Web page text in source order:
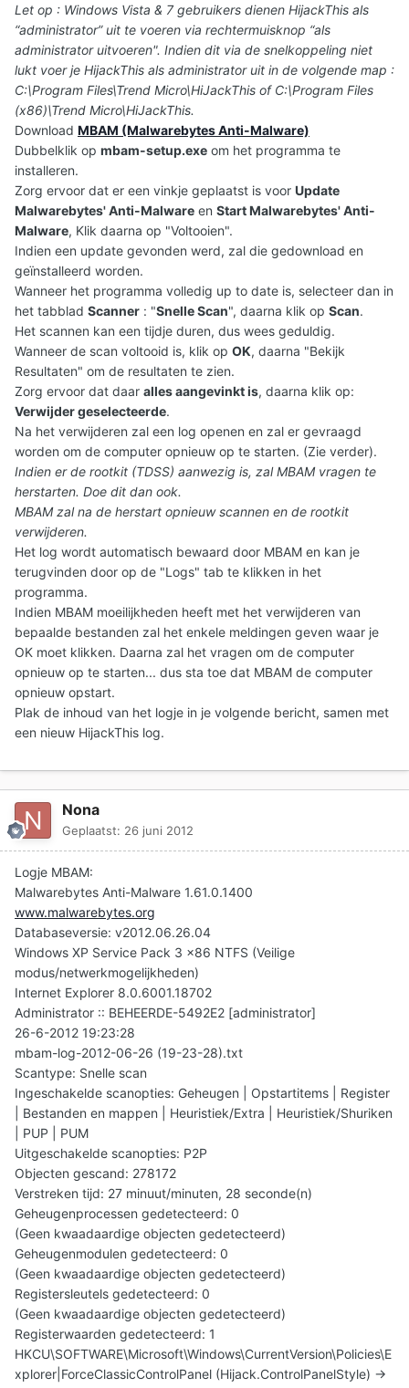
Let op : Windows Vista & 7 gebruikers dienen HijackThis als
“administrator” uit te voeren via rechtermuisknop “als
administrator uitvoeren". Indien dit via de snelkoppeling niet
lukt voer je HijackThis als administrator uit in de volgende map :
C:\Program Files\Trend Micro\HiJackThis of C:\Program Files
(x86)\Trend Micro\HiJackThis.
Download MBAM (Malwarebytes Anti-Malware)
Dubbelklik op mbam-setup.exe om het programma te
installeren.
Zorg ervoor dat er een vinkje geplaatst is voor Update
Malwarebytes' Anti-Malware en Start Malwarebytes' Anti-
Malware, Klik daarna op "Voltooien".
Indien een update gevonden werd, zal die gedownload en
geïnstalleerd worden.
Wanneer het programma volledig up to date is, selecteer dan in
het tabblad Scanner : "Snelle Scan", daarna klik op Scan.
Het scannen kan een tijdje duren, dus wees geduldig.
Wanneer de scan voltooid is, klik op OK, daarna "Bekijk
Resultaten" om de resultaten te zien.
Zorg ervoor dat daar alles aangevinkt is, daarna klik op:
Verwijder geselecteerde.
Na het verwijderen zal een log openen en zal er gevraagd
worden om de computer opnieuw op te starten. (Zie verder).
Indien er de rootkit (TDSS) aanwezig is, zal MBAM vragen te
herstarten. Doe dit dan ook.
MBAM zal na de herstart opnieuw scannen en de rootkit
verwijderen.
Het log wordt automatisch bewaard door MBAM en kan je
terugvinden door op de "Logs" tab te klikken in het
programma.
Indien MBAM moeilijkheden heeft met het verwijderen van
bepaalde bestanden zal het enkele meldingen geven waar je
OK moet klikken. Daarna zal het vragen om de computer
opnieuw op te starten... dus sta toe dat MBAM de computer
opnieuw opstart.
Plak de inhoud van het logje in je volgende bericht, samen met
een nieuw HijackThis log.
Nona
Geplaatst: 26 juni 2012
Logje MBAM:
Malwarebytes Anti-Malware 1.61.0.1400
www.malwarebytes.org
Databaseversie: v2012.06.26.04
Windows XP Service Pack 3 x86 NTFS (Veilige
modus/netwerkmogelijkheden)
Internet Explorer 8.0.6001.18702
Administrator :: BEHEERDE-5492E2 [administrator]
26-6-2012 19:23:28
mbam-log-2012-06-26 (19-23-28).txt
Scantype: Snelle scan
Ingeschakelde scanopties: Geheugen | Opstartitems | Register
| Bestanden en mappen | Heuristiek/Extra | Heuristiek/Shuriken
| PUP | PUM
Uitgeschakelde scanopties: P2P
Objecten gescand: 278172
Verstreken tijd: 27 minuut/minuten, 28 seconde(n)
Geheugenprocessen gedetecteerd: 0
(Geen kwaadaardige objecten gedetecteerd)
Geheugenmodulen gedetecteerd: 0
(Geen kwaadaardige objecten gedetecteerd)
Registersleutels gedetecteerd: 0
(Geen kwaadaardige objecten gedetecteerd)
Registerwaarden gedetecteerd: 1
HKCU\SOFTWARE\Microsoft\Windows\CurrentVersion\Policies\E
xplorer|ForceClassicControlPanel (Hijack.ControlPanelStyle) ->